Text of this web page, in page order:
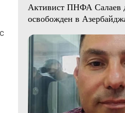
Активист ПНФА Салаев
освобожден в